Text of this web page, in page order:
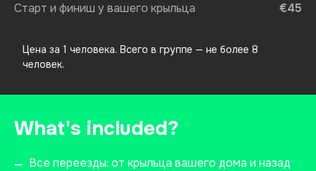
Старт и финиш у вашего крыльца
€45
Цена за 1 человека. Всего в группе — не более 8
человек.
What's included?
— Все переезды: от крыльца вашего дома и назад